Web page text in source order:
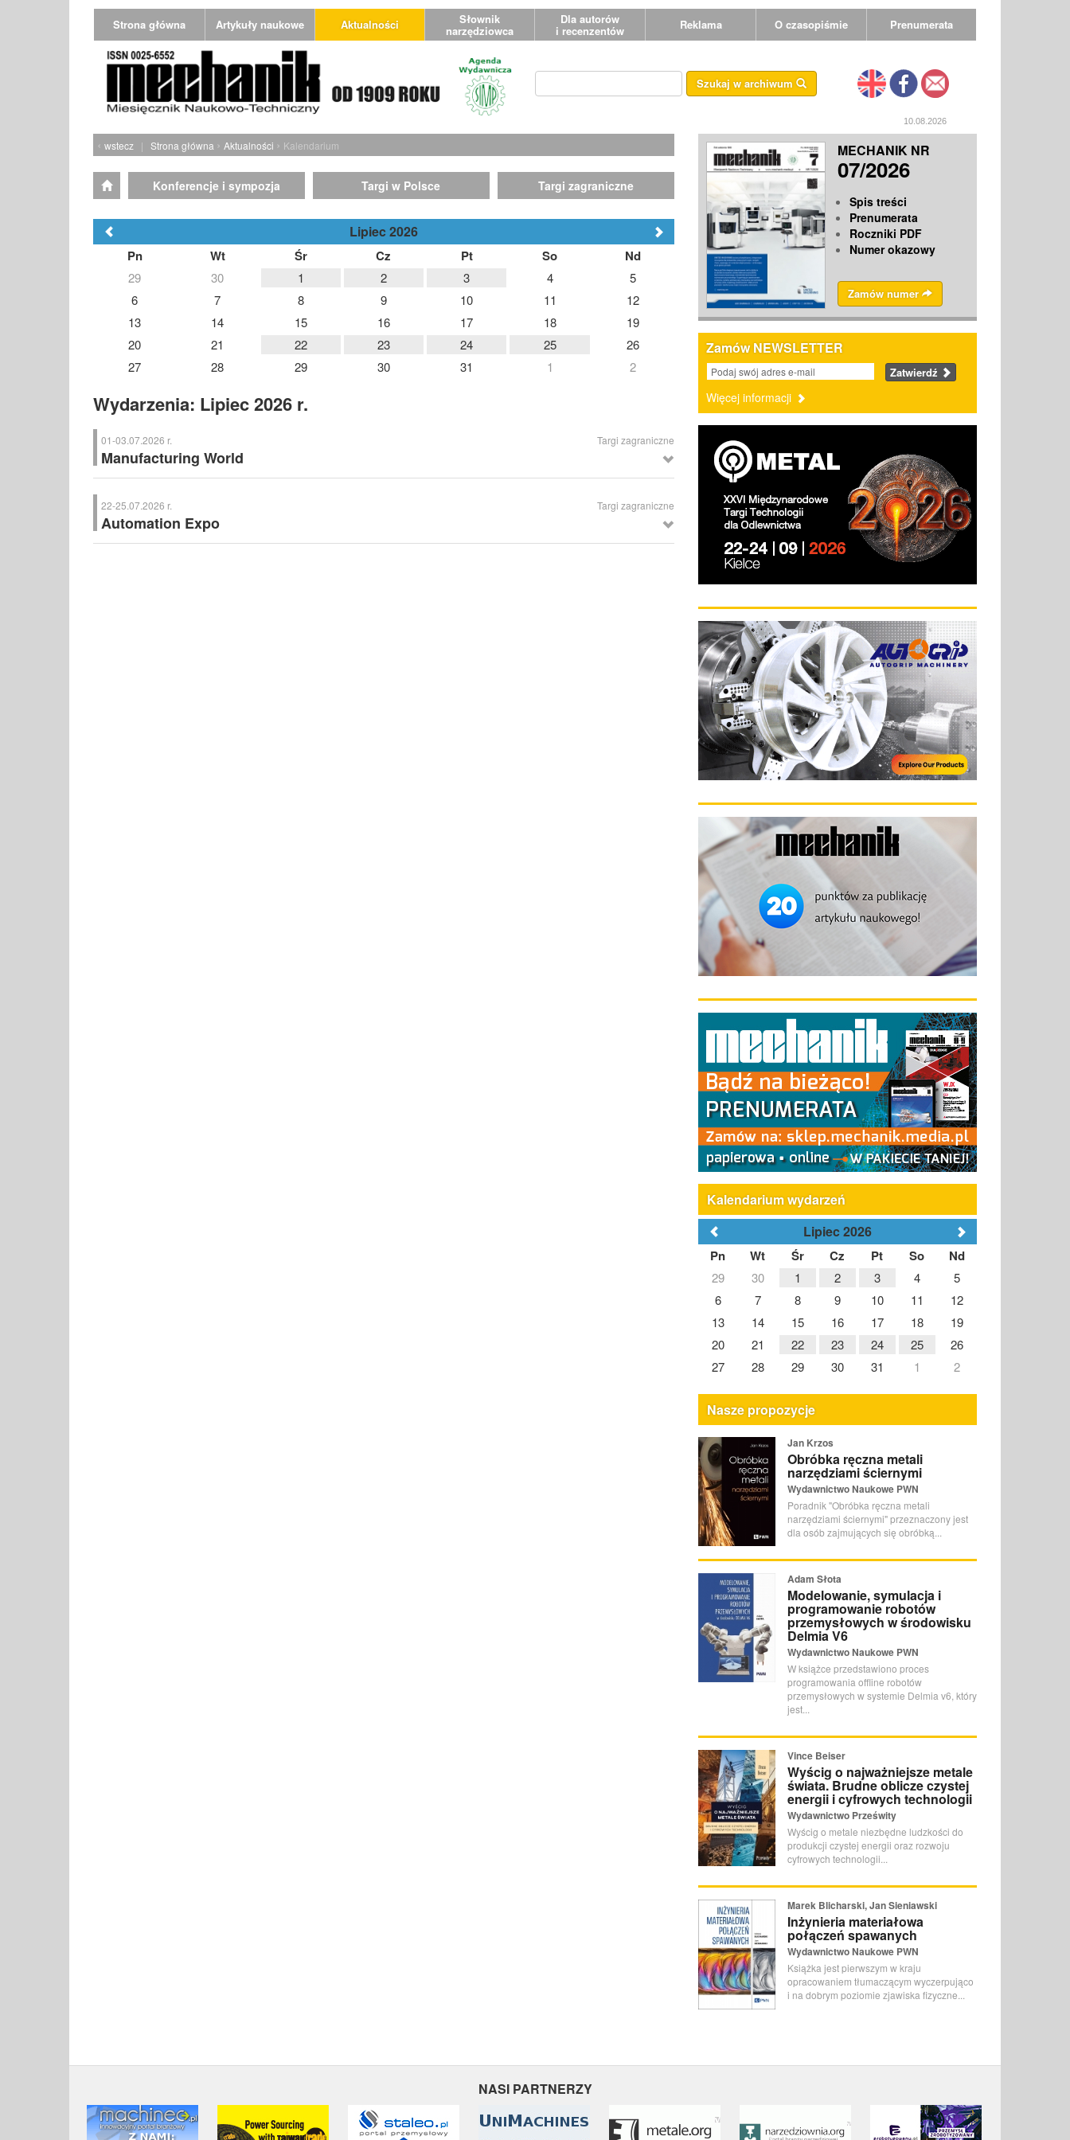
Strona główna Artykuły naukowe Aktualności Słownik
narzędziowca
Dla autorów
i recenzentów Reklama O czasopiśmie Prenumerata
Szukaj w archiwum
10.08.2026
‹ wstecz | Strona główna › Aktualności › Kalendarium
Konferencje i sympozja Targi w Polsce Targi zagraniczne
Lipiec 2026
Pn Wt Śr Cz Pt So Nd
29 30 1 2 3 4
5
6
7 8 9 10 11
12
13
14 15 16 17 18
19
20
21 22 23 24 25
26
27
28 29 30 31 1 2
Wydarzenia: Lipiec 2026 r.
01-03.07.2026 r. Targi zagraniczne
Manufacturing World
Manufacturing World– Międzynarodowe Targi Branży Produkcyjnej, Tokio (Japonia)
22-25.07.2026 r. Targi zagraniczne
Automation Expo
Automation Expo– Międzynarodowe Targi Automatyki, Robotyki i Nowoczesnych Technologii, Mumbaj (Indie)
MECHANIK NR
07/2026
Spis treści
Prenumerata
Roczniki PDF
Numer okazowy
Zamów numer
Zamów NEWSLETTER
Zatwierdź
Więcej informacji
Kalendarium wydarzeń
Lipiec 2026
Pn Wt Śr Cz Pt So Nd
29 30 1 2 3 4
5
6
7 8 9 10 11
12
13
14 15 16 17 18
19
20
21 22 23 24 25
26
27
28 29 30 31 1 2
Nasze propozycje
Jan Krzos
Obróbka ręczna metali
narzędziami ściernymi
Wydawnictwo Naukowe PWN
Poradnik "Obróbka ręczna metali
narzędziami ściernymi" przeznaczony jest
dla osób zajmujących się obróbką...
Adam Słota
Modelowanie, symulacja i
programowanie robotów
przemysłowych w środowisku
Delmia V6
Wydawnictwo Naukowe PWN
W książce przedstawiono proces
programowania offline robotów
przemysłowych w systemie Delmia v6, który
jest...
Vince Beiser
Wyścig o najważniejsze metale
świata. Brudne oblicze czystej
energii i cyfrowych technologii
Wydawnictwo Prześwity
Wyścig o metale niezbędne ludzkości do
produkcji czystej energii oraz rozwoju
cyfrowych technologii...
Marek Blicharski, Jan Sieniawski
Inżynieria materiałowa
połączeń spawanych
Wydawnictwo Naukowe PWN
Książka jest pierwszym w kraju
opracowaniem tłumaczącym wyczerpująco
i na dobrym poziomie zjawiska fizyczne...
NASI PARTNERZY